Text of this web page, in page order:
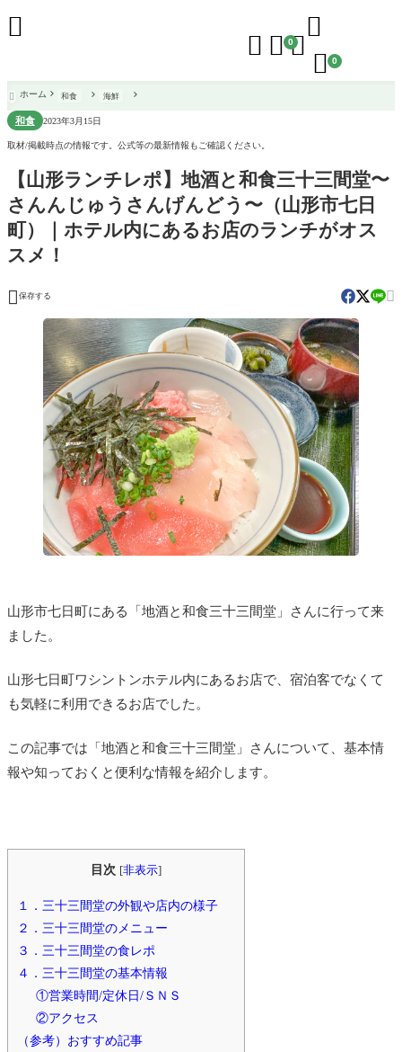
  0

 0

 ホーム 和食 海鮮
和食 2023年3月15日
取材/掲載時点の情報です。公式等の最新情報もご確認ください。
【山形ランチレポ】地酒と和食三十三間堂〜
さんんじゅうさんげんどう〜（山形市七日
町）｜ホテル内にあるお店のランチがオス
スメ！
 保存する 
山形市七日町にある「地酒と和食三十三間堂」さんに行って来
ました。
山形七日町ワシントンホテル内にあるお店で、宿泊客でなくて
も気軽に利用できるお店でした。
この記事では「地酒と和食三十三間堂」さんについて、基本情
報や知っておくと便利な情報を紹介します。
目次 [非表示]
１．三十三間堂の外観や店内の様子
２．三十三間堂のメニュー
３．三十三間堂の食レポ
４．三十三間堂の基本情報
①営業時間/定休日/ＳＮＳ
②アクセス
（参考）おすすめ記事